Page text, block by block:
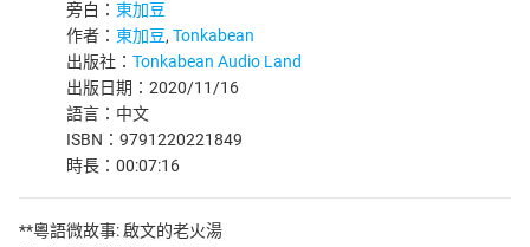
旁白： 東加豆
作者： 東加豆, Tonkabean
出版社： Tonkabean Audio Land
出版日期：2020/11/16
語言：中文
ISBN：9791220221849
時長：00:07:16
**粵語微故事: 啟文的老火湯